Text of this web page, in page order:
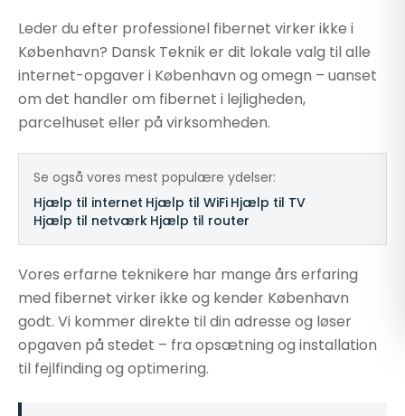
Leder du efter professionel fibernet virker ikke i
København? Dansk Teknik er dit lokale valg til alle
internet-opgaver i København og omegn – uanset
om det handler om fibernet i lejligheden,
parcelhuset eller på virksomheden.
Se også vores mest populære ydelser:
Hjælp til internet Hjælp til WiFi Hjælp til TV
Hjælp til netværk Hjælp til router
Vores erfarne teknikere har mange års erfaring
med fibernet virker ikke og kender København
godt. Vi kommer direkte til din adresse og løser
opgaven på stedet – fra opsætning og installation
til fejlfinding og optimering.